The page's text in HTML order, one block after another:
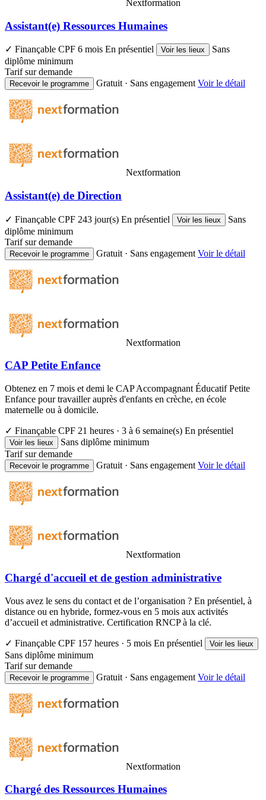
90%de recommandation de la part de nos diplômés
Nextformation
Assistant(e) Ressources Humaines
✓ Finançable CPF 6 mois En présentiel Voir les lieux
Sans
diplôme minimum
Tarif sur demande
Recevoir le programme Gratuit · Sans engagement Voir le détail
Nextformation
Assistant(e) de Direction
✓ Finançable CPF 243 jour(s) En présentiel Voir les lieux
Sans
diplôme minimum
Tarif sur demande
Recevoir le programme Gratuit · Sans engagement Voir le détail
Nextformation
CAP Petite Enfance
Obtenez en 7 mois et demi le CAP Accompagnant Éducatif Petite
Enfance pour travailler auprès d'enfants en crèche, en école
maternelle ou à domicile.
✓ Finançable CPF 21 heures · 3 à 6 semaine(s) En présentiel
Voir les lieux
Sans diplôme minimum
Tarif sur demande
Recevoir le programme Gratuit · Sans engagement Voir le détail
Nextformation
Chargé d'accueil et de gestion administrative
Vous avez le sens du contact et de l’organisation ? En présentiel, à
distance ou en hybride, formez-vous en 5 mois aux activités
d’accueil et administrative. Certification RNCP à la clé.
✓ Finançable CPF 157 heures · 5 mois En présentiel Voir les lieux
Sans diplôme minimum
Tarif sur demande
Recevoir le programme Gratuit · Sans engagement Voir le détail
Nextformation
Chargé des Ressources Humaines